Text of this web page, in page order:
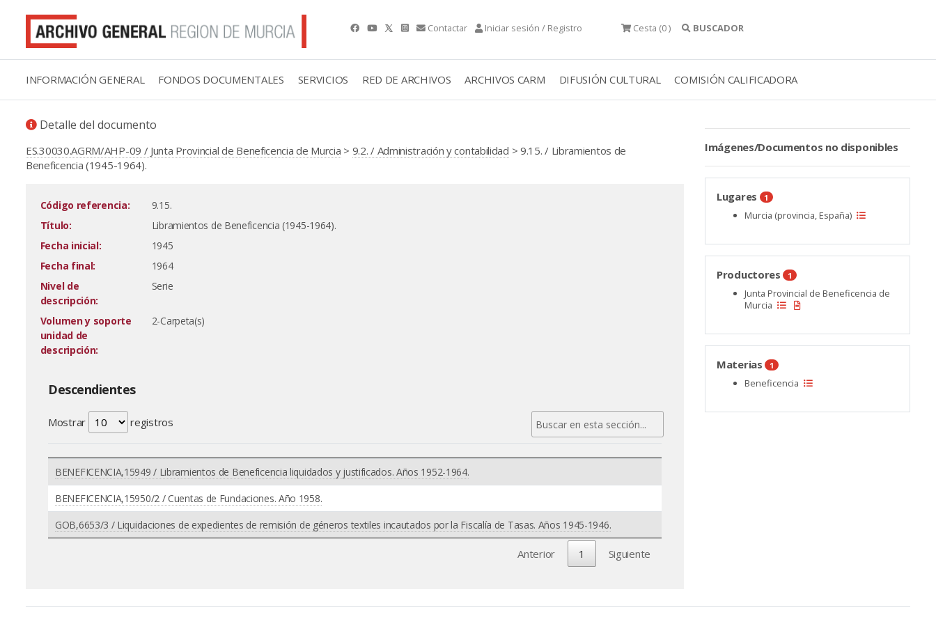
Contactar Iniciar sesión / Registro Cesta (0 ) BUSCADOR
INFORMACIÓN GENERAL FONDOS DOCUMENTALES SERVICIOS RED DE ARCHIVOS ARCHIVOS CARM DIFUSIÓN CULTURAL COMISIÓN CALIFICADORA
Detalle del documento
ES.30030.AGRM/AHP-09 / Junta Provincial de Beneficencia de Murcia > 9.2. / Administración y contabilidad > 9.15. / Libramientos de
Beneficencia (1945-1964).
Código referencia:
9.15.
Título:
Libramientos de Beneficencia (1945-1964).
Fecha inicial:
1945
Fecha final:
1964
Nivel de
descripción:
Serie
Volumen y soporte
unidad de
descripción:
2-Carpeta(s)
Descendientes
Mostrar registros
BENEFICENCIA,15949 / Libramientos de Beneficencia liquidados y justificados. Años 1952-1964.
BENEFICENCIA,15950/2 / Cuentas de Fundaciones. Año 1958.
GOB,6653/3 / Liquidaciones de expedientes de remisión de géneros textiles incautados por la Fiscalía de Tasas. Años 1945-1946.
Anterior 1 Siguiente
Imágenes/Documentos no disponibles
Lugares 1
Murcia (provincia, España)
Productores 1
Junta Provincial de Beneficencia de
Murcia
Materias 1
Beneficencia